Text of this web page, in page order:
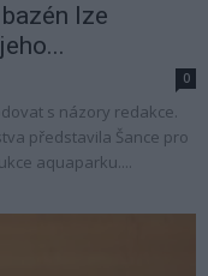
lze
0
s názory redakce.
představila Šance pro
aquaparku....